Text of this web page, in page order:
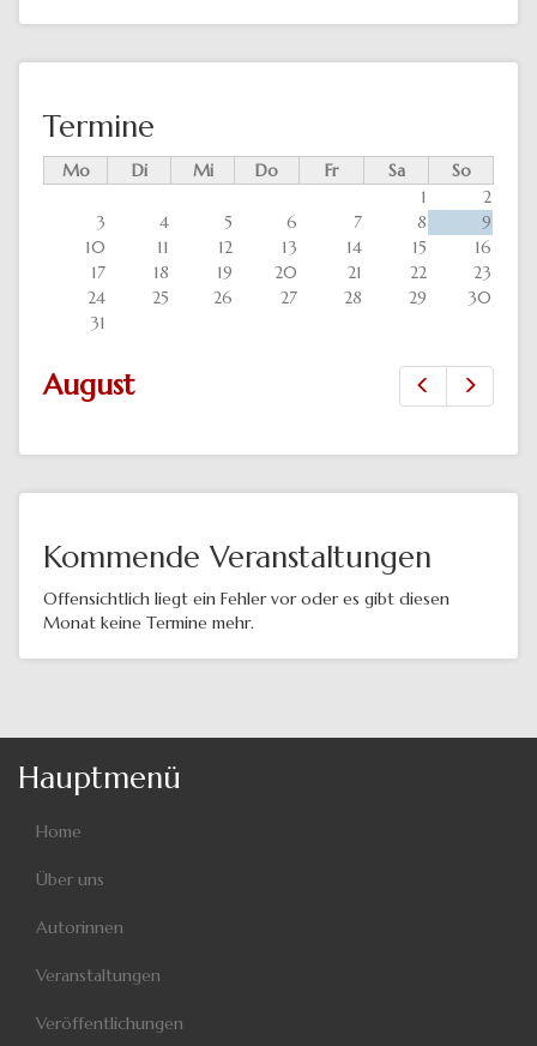
Termine
Mo Di Mi Do Fr Sa
So
1
2
3
4 5 6 7 8
9
10
11 12 13 14 15
16
17
18 19 20 21 22
23
24
25 26 27 28 29
30
31
Zurück
August
Kommende Veranstaltungen
Offensichtlich liegt ein Fehler vor oder es gibt diesen
Monat keine Termine mehr.
Hauptmenü
Home
Über uns
Autorinnen
Veranstaltungen
Veröffentlichungen